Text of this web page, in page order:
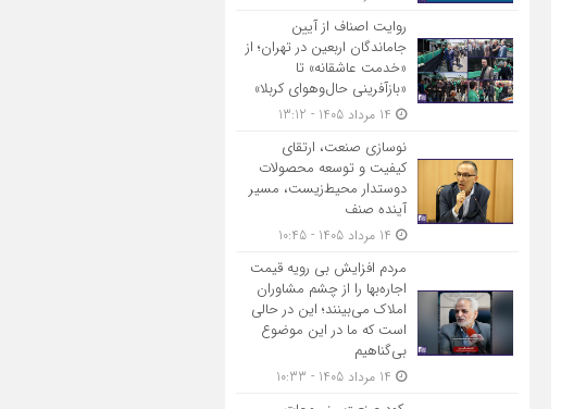
روایت اصناف از آیین
جاماندگان اربعین در تهران؛ از
«خدمت عاشقانه» تا
«بازآفرینی حال‌وهوای کربلا»
نوسازی صنعت، ارتقای
کیفیت و توسعه محصولات
دوستدار محیط‌زیست، مسیر
آینده صنف
مردم افزایش بی رویه قیمت
اجاره‌بها را از چشم مشاوران
املاک می‌بینند؛ این در حالی
است که ما در این موضوع
بی‌گناهیم